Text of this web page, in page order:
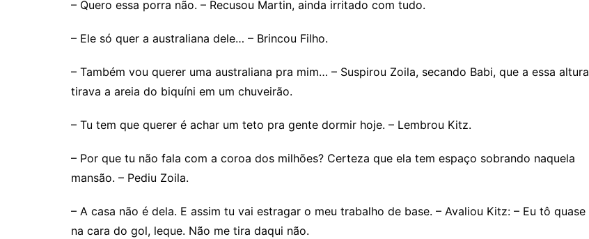
– Quero essa porra não. – Recusou Martin, ainda irritado com tudo.
– Ele só quer a australiana dele… – Brincou Filho.
– Também vou querer uma australiana pra mim… – Suspirou Zoila, secando Babi, que a essa altura
tirava a areia do biquíni em um chuveirão.
– Tu tem que querer é achar um teto pra gente dormir hoje. – Lembrou Kitz.
– Por que tu não fala com a coroa dos milhões? Certeza que ela tem espaço sobrando naquela
mansão. – Pediu Zoila.
– A casa não é dela. E assim tu vai estragar o meu trabalho de base. – Avaliou Kitz: – Eu tô quase
na cara do gol, leque. Não me tira daqui não.